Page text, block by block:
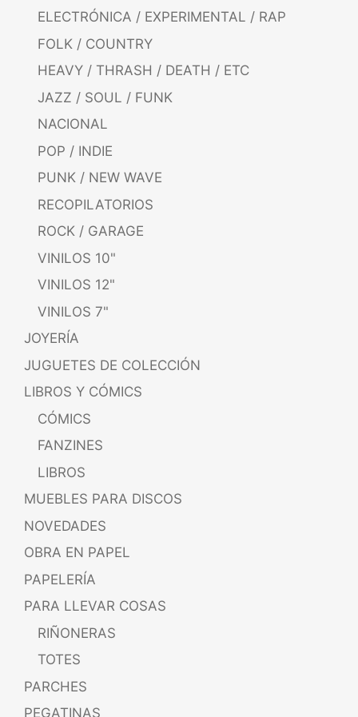
ELECTRÓNICA / EXPERIMENTAL / RAP
FOLK / COUNTRY
HEAVY / THRASH / DEATH / ETC
JAZZ / SOUL / FUNK
NACIONAL
POP / INDIE
PUNK / NEW WAVE
RECOPILATORIOS
ROCK / GARAGE
VINILOS 10"
VINILOS 12"
VINILOS 7"
JOYERÍA
JUGUETES DE COLECCIÓN
LIBROS Y CÓMICS
CÓMICS
FANZINES
LIBROS
MUEBLES PARA DISCOS
NOVEDADES
OBRA EN PAPEL
PAPELERÍA
PARA LLEVAR COSAS
RIÑONERAS
TOTES
PARCHES
PEGATINAS